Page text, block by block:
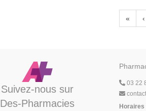
« ‹
Suivez-nous sur
Des-Pharmacies
03 22
contact
Horaires